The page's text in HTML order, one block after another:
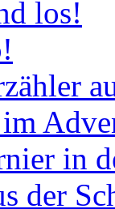
los!
in
der